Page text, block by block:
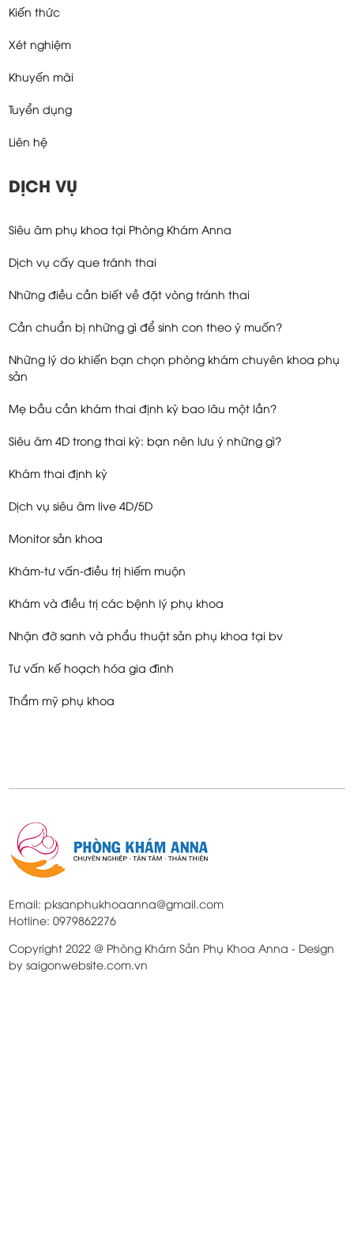
Kiến thức
Xét nghiệm
Khuyến mãi
Tuyển dụng
Liên hệ
DỊCH VỤ
Siêu âm phụ khoa tại Phòng Khám Anna
Dịch vụ cấy que tránh thai
Những điều cần biết về đặt vòng tránh thai
Cần chuẩn bị những gì để sinh con theo ý muốn?
Những lý do khiến bạn chọn phòng khám chuyên khoa phụ
sản
Mẹ bầu cần khám thai định kỳ bao lâu một lần?
Siêu âm 4D trong thai kỳ: bạn nên lưu ý những gì?
Khám thai định kỳ
Dịch vụ siêu âm live 4D/5D
Monitor sản khoa
Khám-tư vấn-điều trị hiếm muộn
Khám và điều trị các bệnh lý phụ khoa
Nhận đỡ sanh và phẩu thuật sản phụ khoa tại bv
Tư vấn kế hoạch hóa gia đình
Thẩm mỹ phụ khoa
Email: pksanphukhoaanna@gmail.com
Hotline: 0979862276
Copyright 2022 @ Phòng Khám Sản Phụ Khoa Anna - Design
by saigonwebsite.com.vn